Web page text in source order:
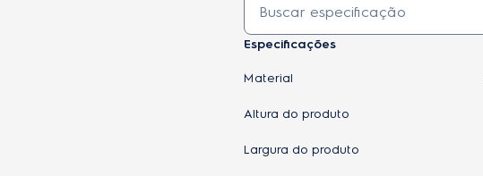
Especificações
Material
Altura do produto
Largura do produto